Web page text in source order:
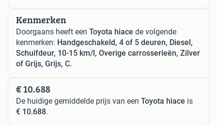
Kenmerken
Doorgaans heeft een Toyota hiace de volgende
kenmerken: Handgeschakeld, 4 of 5 deuren, Diesel,
Schuifdeur, 10-15 km/l, Overige carrosserieën, Zilver
of Grijs, Grijs, C.
€ 10.688
De huidige gemiddelde prijs van een Toyota hiace is
€ 10.688.